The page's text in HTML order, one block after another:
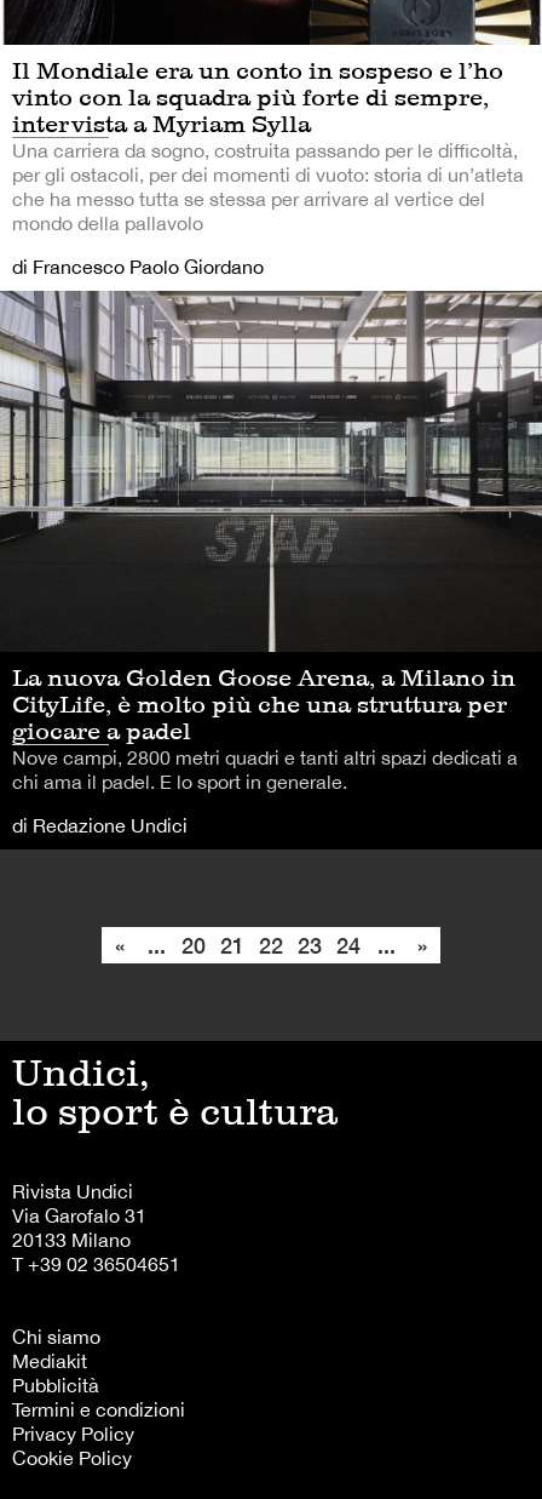
Il Mondiale era un conto in sospeso e l’ho
vinto con la squadra più forte di sempre,
intervista a Myriam Sylla
Una carriera da sogno, costruita passando per le difficoltà,
per gli ostacoli, per dei momenti di vuoto: storia di un’atleta
che ha messo tutta se stessa per arrivare al vertice del
mondo della pallavolo
di Francesco Paolo Giordano
La nuova Golden Goose Arena, a Milano in
CityLife, è molto più che una struttura per
giocare a padel
Nove campi, 2800 metri quadri e tanti altri spazi dedicati a
chi ama il padel. E lo sport in generale.
di Redazione Undici
« ... 20 21 22 23 24 ... »
Undici,
lo sport è cultura
Rivista Undici
Via Garofalo 31
20133 Milano
T +39 02 36504651
Chi siamo
Mediakit
Pubblicità
Termini e condizioni
Privacy Policy
Cookie Policy